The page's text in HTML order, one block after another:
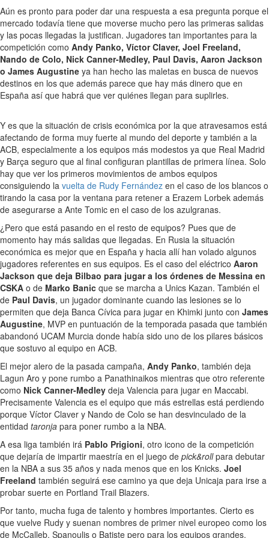
Aún es pronto para poder dar una respuesta a esa pregunta porque el
mercado todavía tiene que moverse mucho pero las primeras salidas
y las pocas llegadas la justifican. Jugadores tan importantes para la
competición como Andy Panko, Víctor Claver, Joel Freeland,
Nando de Colo, Nick Canner-Medley, Paul Davis, Aaron Jackson
o James Augustine ya han hecho las maletas en busca de nuevos
destinos en los que además parece que hay más dinero que en
España así que habrá que ver quiénes llegan para suplirles.
Y es que la situación de crisis económica por la que atravesamos está
afectando de forma muy fuerte al mundo del deporte y también a la
ACB, especialmente a los equipos más modestos ya que Real Madrid
y Barça seguro que al final configuran plantillas de primera línea. Solo
hay que ver los primeros movimientos de ambos equipos
consiguiendo la vuelta de Rudy Fernández en el caso de los blancos o
tirando la casa por la ventana para retener a Erazem Lorbek además
de asegurarse a Ante Tomic en el caso de los azulgranas.
¿Pero que está pasando en el resto de equipos? Pues que de
momento hay más salidas que llegadas. En Rusia la situación
económica es mejor que en España y hacia allí han volado algunos
jugadores referentes en sus equipos. Es el caso del eléctrico Aaron
Jackson que deja Bilbao para jugar a los órdenes de Messina en
CSKA o de Marko Banic que se marcha a Unics Kazan. También el
de Paul Davis, un jugador dominante cuando las lesiones se lo
permiten que deja Banca Cívica para jugar en Khimki junto con James
Augustine, MVP en puntuación de la temporada pasada que también
abandonó UCAM Murcia donde había sido uno de los pilares básicos
que sostuvo al equipo en ACB.
El mejor alero de la pasada campaña, Andy Panko, también deja
Lagun Aro y pone rumbo a Panathinaikos mientras que otro referente
como Nick Canner-Medley deja Valencia para jugar en Maccabi.
Precisamente Valencia es el equipo que más estrellas está perdiendo
porque Víctor Claver y Nando de Colo se han desvinculado de la
entidad taronja para poner rumbo a la NBA.
A esa liga también irá Pablo Prigioni, otro icono de la competición
que dejaría de impartir maestría en el juego de pick&rollpara debutar
en la NBA a sus 35 años y nada menos que en los Knicks. Joel
Freeland también seguirá ese camino ya que deja Unicaja para irse a
probar suerte en Portland Trail Blazers.
Por tanto, mucha fuga de talento y hombres importantes. Cierto es
que vuelve Rudy y suenan nombres de primer nivel europeo como los
de McCalleb, Spanoulis o Batiste pero para los equipos grandes.